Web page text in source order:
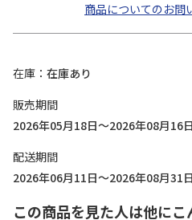
商品についてのお問
在庫
在庫あり
販売期間
2026年05月18日～2026年08月16日
配送期間
2026年06月11日～2026年08月31日
この商品を見た人は他に